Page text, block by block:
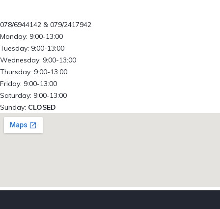
078/6944142 & 079/2417942
Monday: 9:00-13:00
Tuesday: 9:00-13:00
Wednesday: 9:00-13:00
Thursday: 9:00-13:00
Friday: 9:00-13:00
Saturday: 9:00-13:00
Sunday: CLOSED